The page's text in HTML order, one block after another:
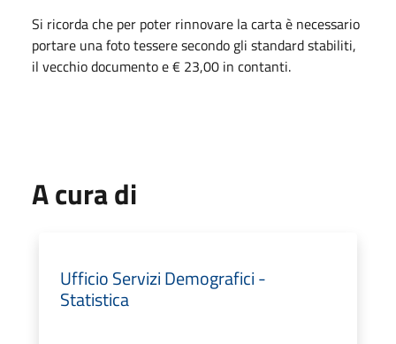
Si ricorda che per poter rinnovare la carta è necessario
portare una foto tessere secondo gli standard stabiliti,
il vecchio documento e € 23,00 in contanti.
A cura di
Ufficio Servizi Demografici -
Statistica